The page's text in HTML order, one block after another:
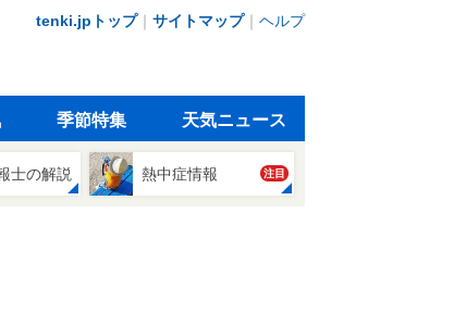
tenki.jpトップ｜ サイトマップ｜ ヘルプ
季節特集 天気ニュース
士の解説 熱中症情報 注目